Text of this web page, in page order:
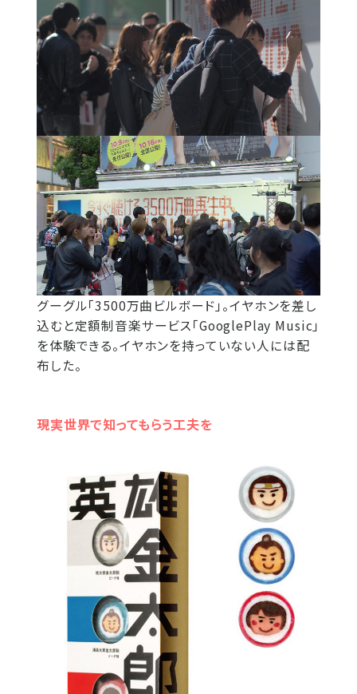
グーグル「3500万曲ビルボード」。イヤホンを差し
込むと定額制音楽サービス「GooglePlay Music」
を体験できる。イヤホンを持っていない人には配
布した。
現実世界で知ってもらう工夫を